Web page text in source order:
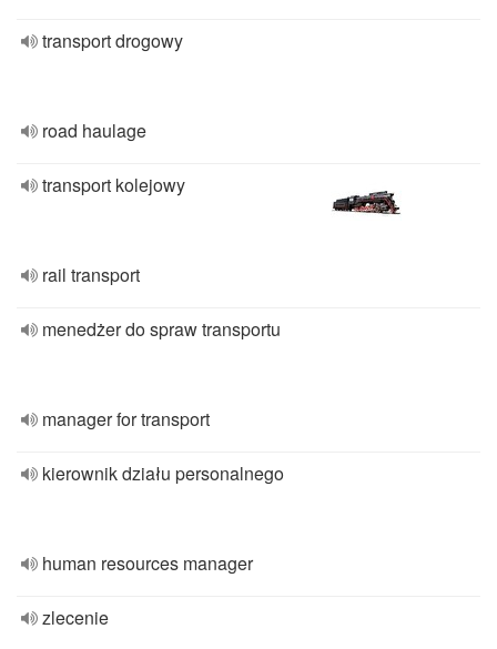
transport drogowy
road haulage
transport kolejowy
rail transport
menedżer do spraw transportu
manager for transport
kierownik działu personalnego
human resources manager
zlecenie